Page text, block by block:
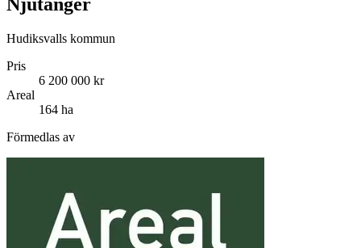
Hudiksvalls kommun
Pris
6 200 000 kr
Areal
164 ha
Förmedlas av